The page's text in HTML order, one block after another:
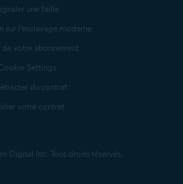
Digital Inc. Tous droits réservés.
une faille
sur l’esclavage moderne
de votre abonnement
Settings
du contrat
votre contrat